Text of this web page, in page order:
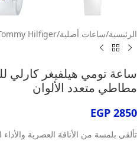
الرئيسية/ساعات أصلية/
Hilfiger
مطاطي متعدد الألوان
EGP 2850
تألقي بلمسة من الأناقة العصرية